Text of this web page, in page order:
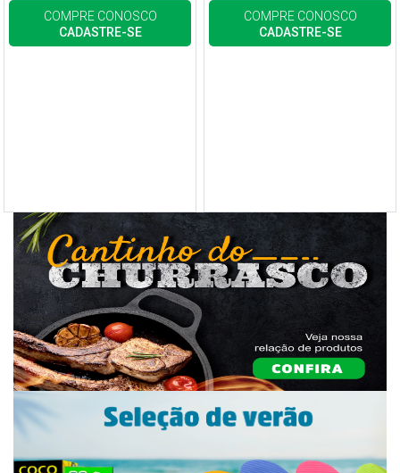
COMPRE CONOSCO
CADASTRE-SE
COMPRE CONOSCO
CADASTRE-SE